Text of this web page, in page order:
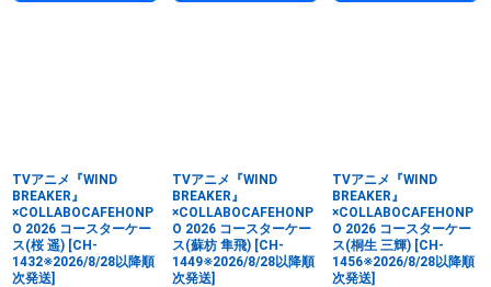
TVアニメ『WIND
BREAKER』
×COLLABOCAFEHONP
O 2026 コースターケー
ス(桜 遥) [CH-
1432※2026/8/28以降順
次発送]
TVアニメ『WIND
BREAKER』
×COLLABOCAFEHONP
O 2026 コースターケー
ス(蘇枋 隼飛) [CH-
1449※2026/8/28以降順
次発送]
TVアニメ『WIND
BREAKER』
×COLLABOCAFEHONP
O 2026 コースターケー
ス(桐生 三輝) [CH-
1456※2026/8/28以降順
次発送]